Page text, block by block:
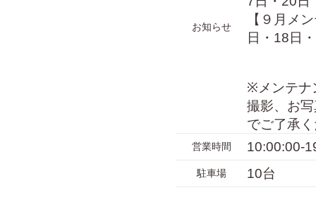
お知らせ
【９月メ
日・18日
※メンテナ
撮影、お
でご了承
営業時間 10:00:00-
駐車場 10台